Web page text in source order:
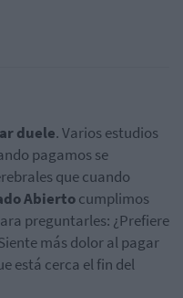
duele. Varios estudios
pagamos se
que cuando
Abiertocumplimos
preguntarles: ¿Prefiere
más dolor al pagar
está cerca el fin del